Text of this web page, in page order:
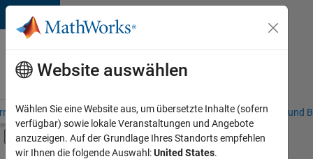
Weiter zum Inhalt
Karriere
bei
MathWorks
– Übersicht Stellensuche Niederlassungen Studierende und
Umschaltung für Off-Canvas-
Hauptinhalt
Website auswählen
Wählen Sie eine Website aus, um übersetzte Inhalte (sofern
verfügbar) sowie lokale Veranstaltungen und Angebote
anzuzeigen. Auf der Grundlage Ihres Standorts empfehlen
wir Ihnen die folgende Auswahl:United States.